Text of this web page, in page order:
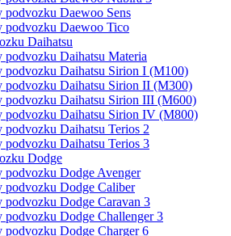
podvozku Daewoo Sens
podvozku Daewoo Tico
Daihatsu
podvozku Daihatsu Materia
podvozku Daihatsu Sirion I (M100)
podvozku Daihatsu Sirion II (M300)
podvozku Daihatsu Sirion III (M600)
podvozku Daihatsu Sirion IV (M800)
Daihatsu Terios 2
podvozku Daihatsu Terios 3
Dodge
podvozku Dodge Avenger
podvozku Dodge Caliber
podvozku Dodge Caravan 3
podvozku Dodge Challenger 3
podvozku Dodge Charger 6